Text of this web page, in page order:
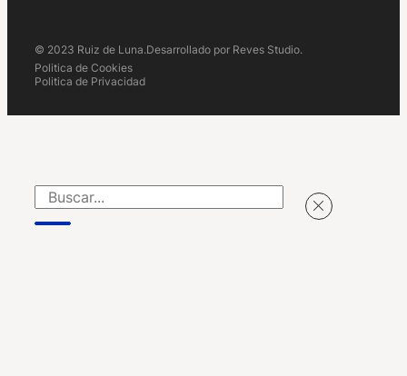
© 2023 Ruiz de Luna.Desarrollado por Reves Studio.
Politica de Cookies
Politica de Privacidad